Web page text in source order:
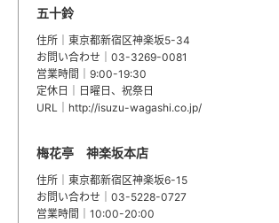
五十鈴
住所｜東京都新宿区神楽坂5-34
お問い合わせ｜03-3269-0081
営業時間｜9:00-19:30
定休日｜日曜日、祝祭日
URL｜ http://isuzu-wagashi.co.jp/
梅花亭 神楽坂本店
住所｜東京都新宿区神楽坂6-15
お問い合わせ｜03-5228-0727
営業時間｜10:00-20:00